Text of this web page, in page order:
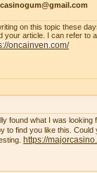
on this topic these
your article. I can refer to
oncainven.com/
found what I was looking
to find you like this.
https://